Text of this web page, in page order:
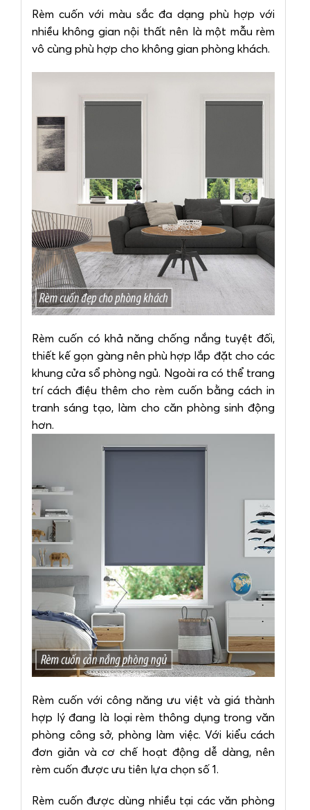
Rèm cuốn với màu sắc đa dạng phù hợp với
nhiều không gian nội thất nên là một mẫu rèm
vô cùng phù hợp cho không gian phòng khách.
Rèm cuốn có khả năng chống nắng tuyệt đối,
thiết kế gọn gàng nên phù hợp lắp đặt cho các
khung cửa sổ phòng ngủ. Ngoài ra có thể trang
trí cách điệu thêm cho rèm cuốn bằng cách in
tranh sáng tạo, làm cho căn phòng sinh động
hơn.
Rèm cuốn với công năng ưu việt và giá thành
hợp lý đang là loại rèm thông dụng trong văn
phòng công sở, phòng làm việc. Với kiểu cách
đơn giản và cơ chế hoạt động dễ dàng, nên
rèm cuốn được ưu tiên lựa chọn số 1.
Rèm cuốn được dùng nhiều tại các văn phòng